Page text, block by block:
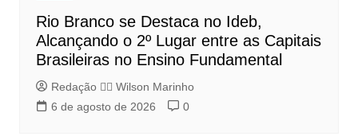
Rio Branco se Destaca no Ideb,
Alcançando o 2º Lugar entre as Capitais
Brasileiras no Ensino Fundamental
Redação 👨‍⚖️​ Wilson Marinho
6 de agosto de 2026
0